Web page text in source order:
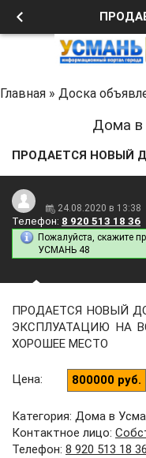
Главная » Доска
Дома в
ПРОДАЕТСЯ НОВЫЙ
24.08.2020 в 13:38
Телефон: 8 920 513 18 36
Пожалуйста, скажите
УСМАНЬ 48
ПРОДАЕТСЯ НОВЫЙ
ЭКСПЛУАТАЦИЮ НА
ХОРОШЕЕ МЕСТО
Цена: 800000 руб.
Категория: Дома в
Контактное лицо:
Телефон: 8 920 513 18 36